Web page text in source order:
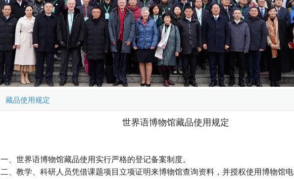
藏品使用规定
世界语博物馆藏品使用规定
一、世界语博物馆藏品使用实行严格的登记备案制度。
二、教学、科研人员凭借课题项目立项证明来博物馆查询资料，并授权使用博物馆